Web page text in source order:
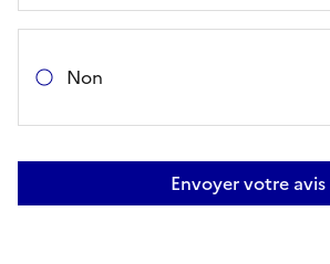
Non
Envoyer votre avis